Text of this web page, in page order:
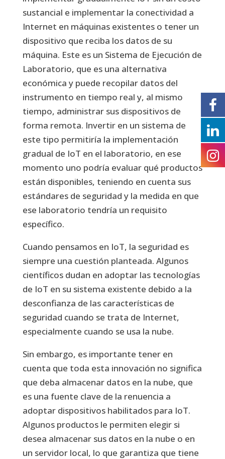
sustancial e implementar la conectividad a
Internet en máquinas existentes o tener un
dispositivo que reciba los datos de su
máquina. Este es un Sistema de Ejecución de
Laboratorio, que es una alternativa
económica y puede recopilar datos del
instrumento en tiempo real y, al mismo
tiempo, administrar sus dispositivos de
forma remota. Invertir en un sistema de
este tipo permitiría la implementación
gradual de IoT en el laboratorio, en ese
momento uno podría evaluar qué productos
están disponibles, teniendo en cuenta sus
estándares de seguridad y la medida en que
ese laboratorio tendría un requisito
específico.
Cuando pensamos en IoT, la seguridad es
siempre una cuestión planteada. Algunos
científicos dudan en adoptar las tecnologías
de IoT en su sistema existente debido a la
desconfianza de las características de
seguridad cuando se trata de Internet,
especialmente cuando se usa la nube.
Sin embargo, es importante tener en
cuenta que toda esta innovación no significa
que deba almacenar datos en la nube, que
es una fuente clave de la renuencia a
adoptar dispositivos habilitados para IoT.
Algunos productos le permiten elegir si
desea almacenar sus datos en la nube o en
un servidor local, lo que garantiza que tiene